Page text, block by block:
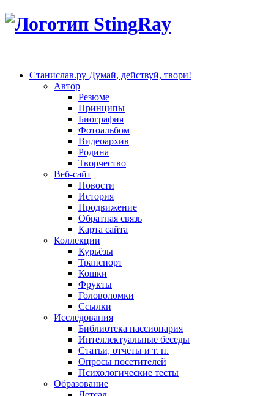
≡
Станислав.ру Думай, действуй, твори!
Автор
Резюме
Принципы
Биография
Фотоальбом
Видеоархив
Родина
Творчество
Веб-сайт
Новости
История
Продвижение
Обратная связь
Карта сайта
Коллекции
Курьёзы
Транспорт
Кошки
Фрукты
Головоломки
Ссылки
Исследования
Библиотека пассионария
Интеллектуальные беседы
Статьи, отчёты и т. п.
Опросы посетителей
Психологические тесты
Образование